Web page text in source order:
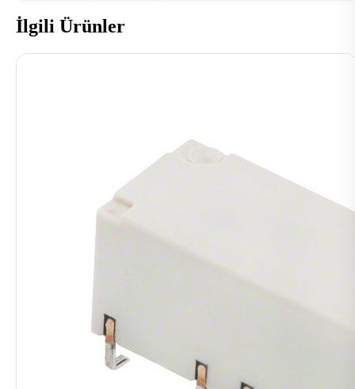
İlgili Ürünler